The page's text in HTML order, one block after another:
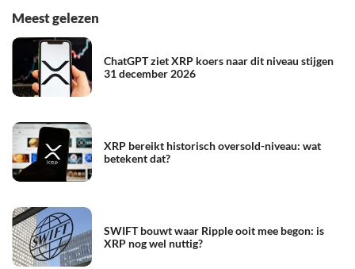
Meest gelezen
ChatGPT ziet XRP koers naar dit niveau stijgen
31 december 2026
XRP bereikt historisch oversold-niveau: wat
betekent dat?
SWIFT bouwt waar Ripple ooit mee begon: is
XRP nog wel nuttig?